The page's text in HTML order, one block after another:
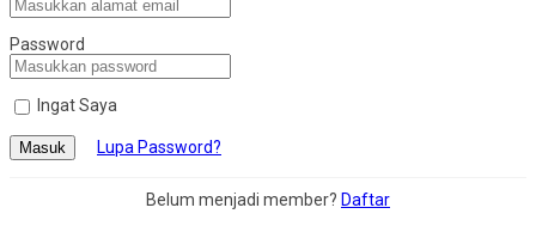
Password
Ingat Saya
Masuk Lupa Password?
Belum menjadi member? Daftar